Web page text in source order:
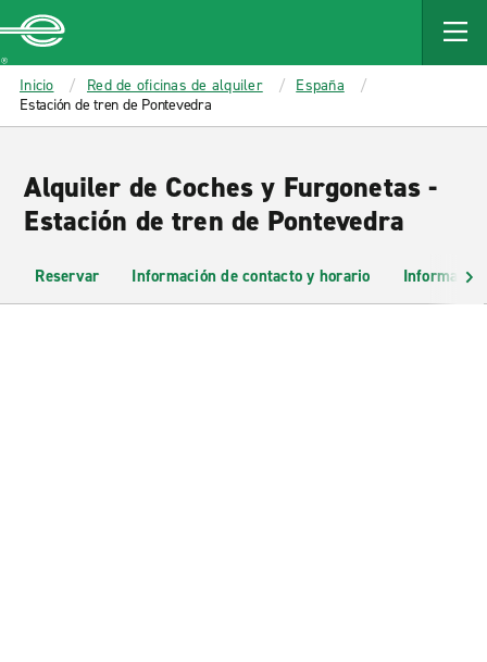
MAIN
CONTENT
Enterprise
Inicio Red de oficinas de alquiler
España
Estación de tren de Pontevedra
Alquiler de Coches y Furgonetas -
Estación de tren de Pontevedra
Reservar Información de contacto y horario